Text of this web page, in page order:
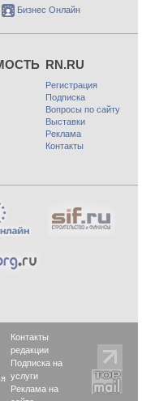
Бизнес Онлайн
RN.RU
Регистрация
Подписка
Вопросы по сайту
Выставки
Реклама
Контакты
Контакты
редакции
Подписка на
услуги
Реклама на